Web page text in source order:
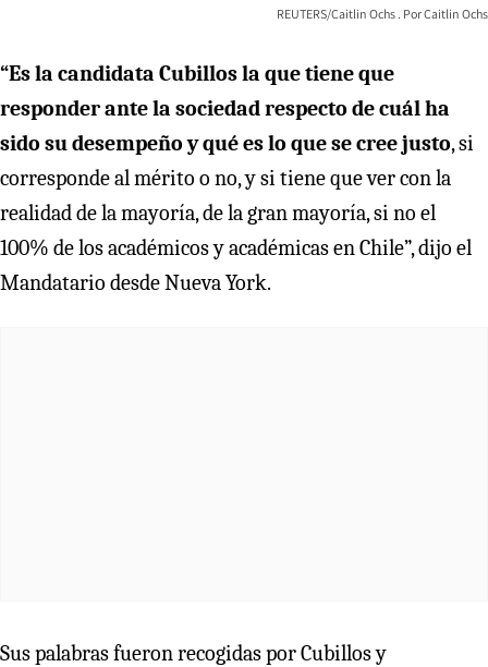
REUTERS/Caitlin Ochs Caitlin Ochs
“Es la candidata Cubillos la que tiene que
responder ante la sociedad respecto de cuál ha
sido su desempeño y qué es lo que se cree justo, si
corresponde al mérito o no, y si tiene que ver con la
realidad de la mayoría, de la gran mayoría, si no el
100% de los académicos y académicas en Chile”, dijo el
Mandatario desde Nueva York.
Sus palabras fueron recogidas por Cubillos y